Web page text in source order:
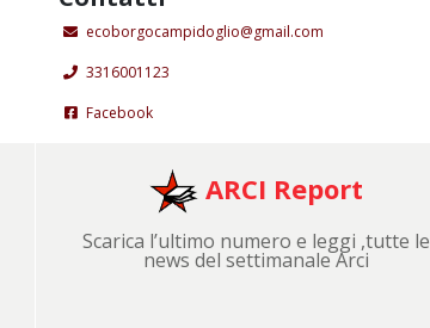
ecoborgocampidoglio@gmail.com
3316001123
Facebook
ARCI Report
Scarica l’ultimo numero e leggi ,tutte le
news del settimanale Arci